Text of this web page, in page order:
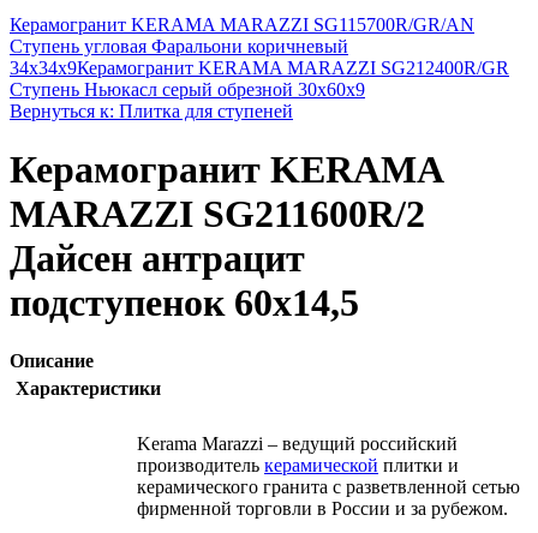
Керамогранит KERAMA MARAZZI SG115700R/GR/AN
Ступень угловая Фаральони коричневый
34х34х9Керамогранит KERAMA MARAZZI SG212400R/GR
Ступень Ньюкасл серый обрезной 30х60х9
Вернуться к: Плитка для ступеней
Керамогранит KERAMA
MARAZZI SG211600R/2
Дайсен антрацит
подступенок 60х14,5
Описание
Характеристики
Kerama Marazzi – ведущий российский
производитель керамической плитки и
керамического гранита с разветвленной сетью
фирменной торговли в России и за рубежом.